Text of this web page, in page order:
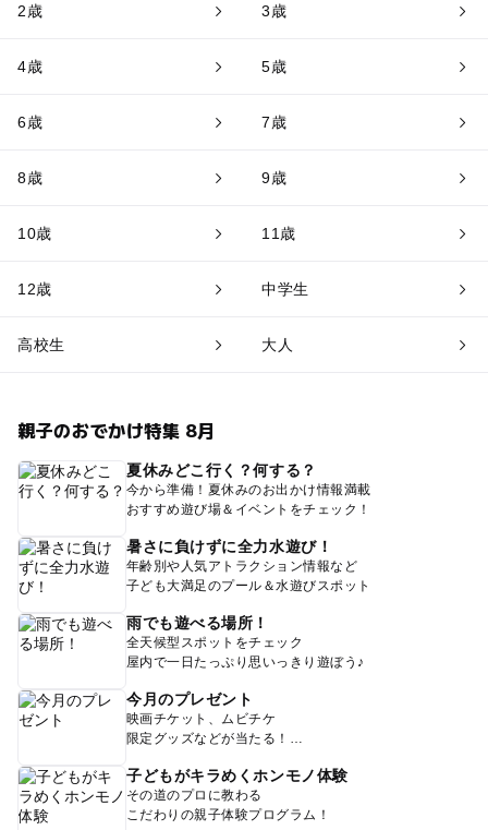
2歳 3歳
4歳 5歳
6歳 7歳
8歳 9歳
10歳 11歳
12歳 中学生
高校生 大人
親子のおでかけ特集 8月
夏休みどこ行く？何する？
今から準備！夏休みのお出かけ情報満載
おすすめ遊び場＆イベントをチェック！
暑さに負けずに全力水遊び！
年齢別や人気アトラクション情報など
子ども大満足のプール＆水遊びスポット
雨でも遊べる場所！
全天候型スポットをチェック
屋内で一日たっぷり思いっきり遊ぼう♪
今月のプレゼント
映画チケット、ムビチケ
限定グッズなどが当たる！
子どもがキラめくホンモノ体験
その道のプロに教わる
こだわりの親子体験プログラム！